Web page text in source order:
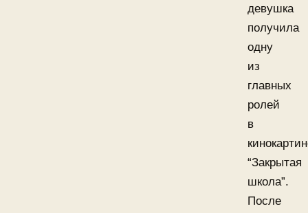
девушка
получила
одну
из
главных
ролей
в
“Закрытая
школа”.
После